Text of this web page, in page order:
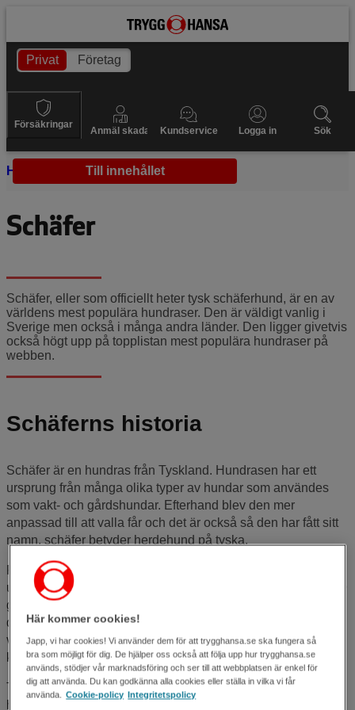
Till innehållet
Privat Företag
Försäkringar
Anmäl skada Kundservice Logga in Sök
Hem Hundraser Schäfer
Schäfer
Schäfer, eller som officiellt heter tysk schäferhund, är en av
världens mest populära hundraser. Den är väldigt vanlig i
Sverige men också i många andra länder. Den ligger givetvis
också högt upp på topplistan mest populära hundraser på
webben.
Schäferns historia
Schäfer är en hundras från Tyskland. Hundrasen har ett
ursprung från många olika typer av hundar som användes
som vakt- och gårdshundar. Efterhand blev den mer
anpassad till att valla får och det är också så den har fått sitt
namn, schäfer betyder herdehund på tyska.
På slutet av 1800-talet blev aveln mer aktiv för att fortsätta
utveckla hundrasens enastående arbetsegenskaper. År 1899
grundades den Tyska Schäferföreningen och då antog man
den första rasstandarden. Det var framför allt två män, Max
von Stephanitz och Artur Meyer som var de drivande
krafterna för aveln och föreningen.
Tidigt förstod man att dessa fysiskt starka och lättdresserade
hundar var lämpade för olika uppdrag inom till exempel
Här kommer cookies!
Japp, vi har cookies! Vi använder dem för att trygghansa.se ska fungera så
bra som möjligt för dig. De hjälper oss också att följa upp hur trygghansa.se
används, stödjer vår marknadsföring och ser till att webbplatsen är enkel för
dig att använda. Du kan godkänna alla cookies eller ställa in vilka vi får
använda. Cookie-policy Integritetspolicy